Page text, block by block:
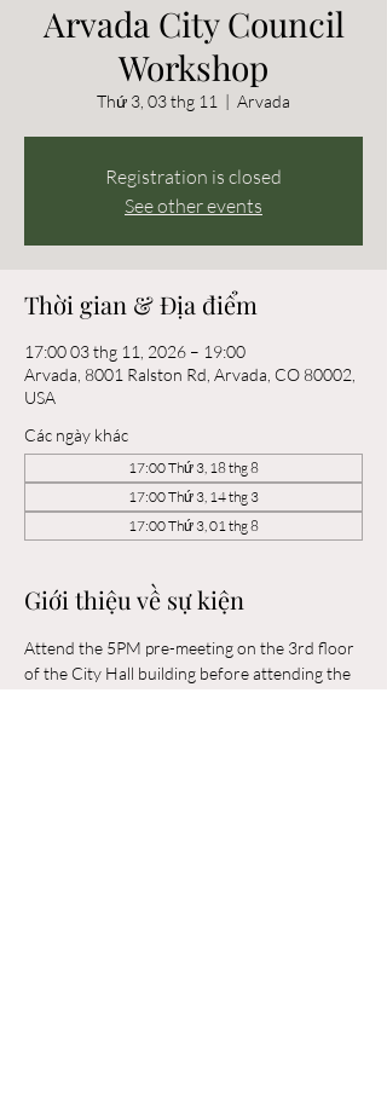
Arvada City Council
Workshop
Thứ 3, 03 thg 11
  |
Arvada
Registration is closed
See other events
Thời gian & Địa điểm
17:00 03 thg 11, 2026 – 19:00
Arvada, 8001 Ralston Rd, Arvada, CO 80002,
USA
Các ngày khác
17:00 Thứ 3, 18 thg 8
17:00 Thứ 3, 14 thg 3
17:00 Thứ 3, 01 thg 8
Giới thiệu về sự kiện
Attend the 5PM pre-meeting on the 3rd floor
of the City Hall building before attending the